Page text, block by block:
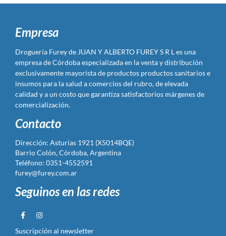
Empresa
Droguería Furey de JUAN Y ALBERTO FUREY S R L es una
empresa de Córdoba especializada en la venta y distribución
exclusivamente mayorista de productos productos sanitarios e
insumos para la salud a comercios del rubro, de elevada
calidad y a un costo que garantiza satisfactorios márgenes de
comercialización.
Contacto
Dirección: Asturias 1921 (X5014BQE)
Barrio Colón, Córdoba, Argentina
Teléfono: 0351-4552591
furey@furey.com.ar
Seguinos en las redes
Suscripción al newsletter